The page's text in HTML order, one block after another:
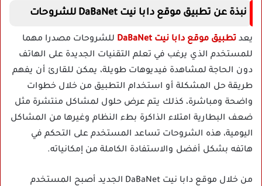
نبذة عن تطبيق موقع دابا نيت DaBaNet للشروحات
يعد تطبيق موقع دابا نيت DaBaNet
للشروحات مصدرا مهما
للمستخدم الذي يرغب في تعلم التقنيات الجديدة على الهاتف
دون الحاجة لمشاهدة فيديوهات طويلة، يمكن للقارئ أن يفهم
طريقة حل المشكلة أو استخدام التطبيق من خلال خطوات
واضحة ومباشرة، كذلك يتم عرض حلول لمشاكل منتشرة مثل
ضعف البطارية امتلاء الذاكرة بطء النظام وغيرها من المشاكل
اليومية، هذه الشروحات تساعد المستخدم على التحكم في
هاتفه بشكل أفضل والاستفادة الكاملة من إمكانياته.
من خلال موقع دابا نيت DaBaNet الجديد أصبح المستخدم